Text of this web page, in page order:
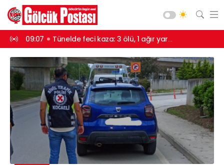
09:07 Tünelde feci kaza: 3 ölü, 1 ağır yaralı
Gündem
Siyaset
Spor
Ekonomi
Diğer
Yaşam